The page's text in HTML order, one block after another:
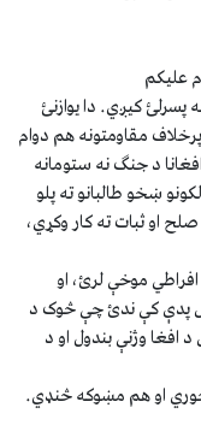
کیږي. دا یوازنئ
مقاومتونه هم دوام
د جنګ نه ستومانه
ښخو طالبانو ته پلو
او ثبات ته کار وکړي،
موخې لرئ، او
پدې کې ندئ چې څوک د
وژنې بندول او د
او هم مښوکه څنډي.